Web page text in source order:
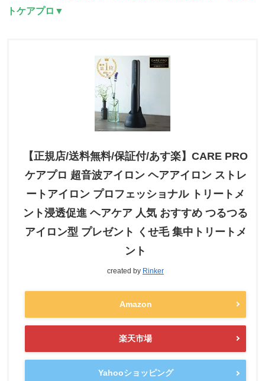
トケアプロ▼
【正規店/送料無料/保証付/あす楽】CARE PRO
ケアプロ 超音波アイロン ヘアアイロン ストレ
ートアイロン プロフェッショナル トリートメ
ント浸透促進 ヘアケア 人気 おすすめ つるつる
アイロン型 プレゼント くせ毛 集中トリートメ
ント
created by Rinker
Amazon
楽天市場
Yahooショッピング